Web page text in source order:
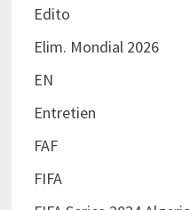
Edito
Elim. Mondial 2026
EN
Entretien
FAF
FIFA